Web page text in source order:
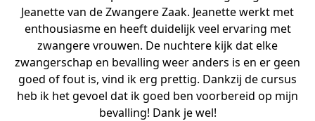
Jeanette van de Zwangere Zaak. Jeanette werkt met
enthousiasme en heeft duidelijk veel ervaring met
zwangere vrouwen. De nuchtere kijk dat elke
zwangerschap en bevalling weer anders is en er geen
goed of fout is, vind ik erg prettig. Dankzij de cursus
heb ik het gevoel dat ik goed ben voorbereid op mijn
bevalling! Dank je wel!